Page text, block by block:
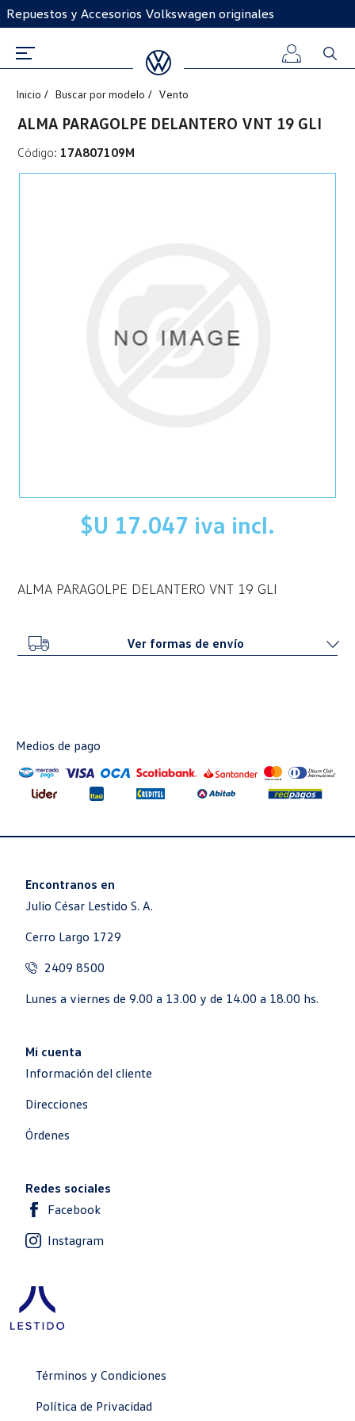
Repuestos y Accesorios Volkswagen originales
Inicio Buscar por modelo Vento
ALMA PARAGOLPE DELANTERO VNT 19 GLI
Código: 17A807109M
$U 17.047 iva incl.
ALMA PARAGOLPE DELANTERO VNT 19 GLI
Ver formas de envío
Medios de pago
Encontranos en
Julio César Lestido S. A.
Cerro Largo 1729
2409 8500
Lunes a viernes de 9.00 a 13.00 y de 14.00 a 18.00 hs.
Mi cuenta
Información del cliente
Direcciones
Órdenes
Redes sociales
Facebook
Instagram
Términos y Condiciones
Política de Privacidad